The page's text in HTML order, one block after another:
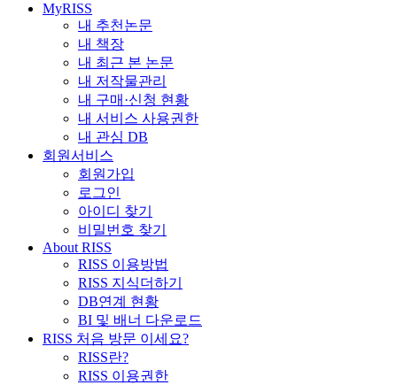
MyRISS
내 추천논문
내 책장
내 최근 본 논문
내 저작물관리
내 구매·신청 현황
내 서비스 사용권한
내 관심 DB
회원서비스
회원가입
로그인
아이디 찾기
비밀번호 찾기
About RISS
RISS 이용방법
RISS 지식더하기
DB연계 현황
BI 및 배너 다운로드
RISS 처음 방문 이세요?
RISS란?
RISS 이용권한